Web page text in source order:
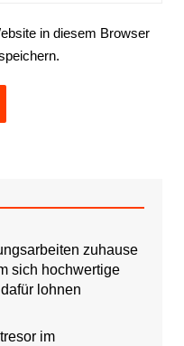
in diesem Browser
zuhause
sich hochwertige
lohnen
im